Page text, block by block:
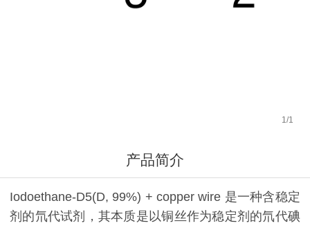
1 /1
产品简介
Iodoethane-D5(D, 99%) + copper wire 是一种含稳定
剂的氘代试剂，其本质是以铜丝作为稳定剂的氘代碘